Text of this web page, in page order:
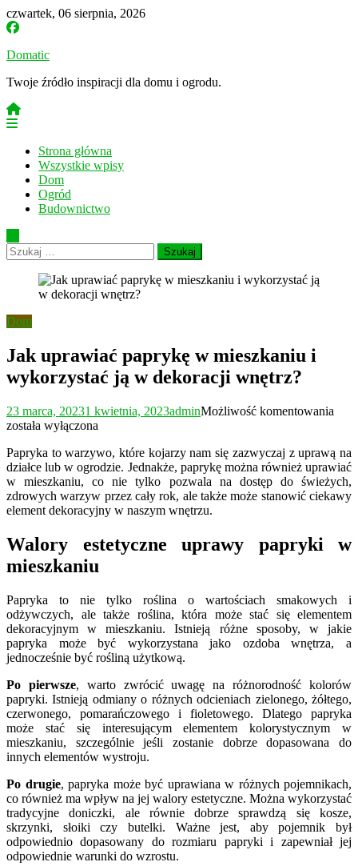
Skip
to
czwartek, 06 sierpnia, 2026
Domatic
Twoje źródło inspiracji dla domu i ogrodu.
Strona główna
Wszystkie wpisy
Dom
Ogród
Budownictwo
Szukaj:
Dom
Jak uprawiać paprykę w mieszkaniu i
wykorzystać ją w dekoracji wnętrz?
23 marca, 20231 kwietnia, 2023adminMożliwość komentowania
w
i
została wyłączona
Papryka to warzywo, które kojarzy nam się zazwyczaj z uprawą na
działce lub w ogrodzie. Jednakże, paprykę można również uprawiać
w mieszkaniu, co nie tylko pozwala na dostęp do świeżych,
zdrowych warzyw przez cały rok, ale także może stanowić ciekawy
element dekoracyjny w naszym wnętrzu.
Walory estetyczne uprawy papryki w
mieszkaniu
Papryka to nie tylko roślina o wartościach smakowych i
odżywczych, ale także roślina, która może stać się elementem
dekoracyjnym w mieszkaniu. Istnieją różne sposoby, w jakie
papryka może być wykorzystana jako ozdoba wnętrza, a
jednocześnie być rośliną użytkową.
Po pierwsze, warto zwrócić uwagę na różnorodność kolorów
papryki. Istnieją odmiany o różnych odcieniach zielonego, żółtego,
czerwonego, pomarańczowego i fioletowego. Dlatego papryka
może stać się interesującym elementem kolorystycznym w
mieszkaniu, szczególnie jeśli zostanie dobrze dopasowana do
innych elementów wystroju.
Po drugie, papryka może być uprawiana w różnych pojemnikach,
co również ma wpływ na jej walory estetyczne. Można wykorzystać
tradycyjne doniczki, ale równie dobrze sprawdzą się kosze,
skrzynki, słoiki czy butelki. Ważne jest, aby pojemnik był
odpowiednio dopasowany do rozmiaru papryki i zapewniał jej
odpowiednie warunki do wzrostu.